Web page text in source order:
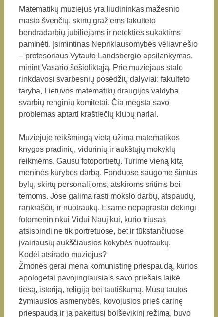
Matematikų muziejus yra liudininkas mažesnio
masto švenčių, skirtų gražiems fakulteto
bendradarbių jubiliejams ir netekties sukaktims
paminėti. Įsimintinas Nepriklausomybės vėliavnešio
– profesoriaus Vytauto Landsbergio apsilankymas,
minint Vasario šešioliktąją. Prie muziejaus stalo
rinkdavosi svarbesnių posėdžių dalyviai: fakulteto
taryba, Lietuvos matematikų draugijos valdyba,
svarbių renginių komitetai. Čia mėgsta savo
problemas aptarti kraštiečių klubų nariai.
Muziejuje reikšmingą vietą užima matematikos
knygos pradinių, vidurinių ir aukštųjų mokyklų
reikmėms. Gausu fotoportretų. Turime vieną kitą
meninės kūrybos darbą. Fonduose saugome šimtus
bylų, skirtų personalijoms, atskiroms sritims bei
temoms. Jose galima rasti mokslo darbų, atspaudų,
rankraščių ir nuotraukų. Esame nepaprastai dėkingi
fotomenininkui Vidui Naujikui, kurio triūsas
atsispindi ne tik portretuose, bet ir tūkstančiuose
įvairiausių aukščiausios kokybės nuotraukų.
Kodėl atsirado muziejus?
Žmonės gerai mena komunistinę priespaudą, kurios
apologetai pavojingiausiais savo priešais laikė
tiesą, istoriją, religiją bei tautiškumą. Mūsų tautos
žymiausios asmenybės, kovojusios prieš carinę
priespaudą ir ją pakeitusį bolševikinį režimą, buvo